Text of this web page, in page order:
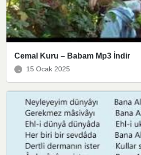
Cemal Kuru – Babam Mp3 İndir
15 Ocak 2025